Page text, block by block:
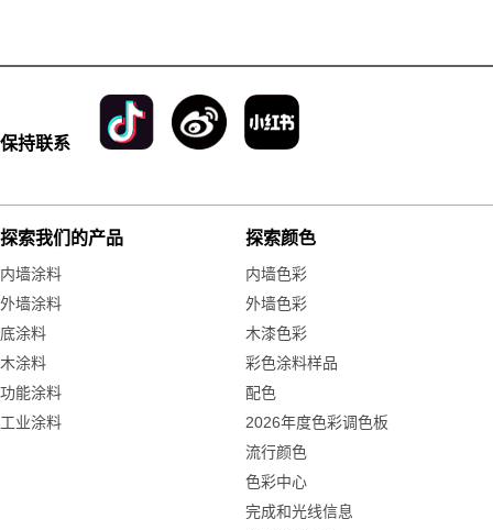
保持联系
探索我们的产品
内墙涂料
外墙涂料
底涂料
木涂料
功能涂料
工业涂料
探索颜色
内墙色彩
外墙色彩
木漆色彩
彩色涂料样品
配色
2026年度色彩调色板
流行颜色
色彩中心
完成和光线信息